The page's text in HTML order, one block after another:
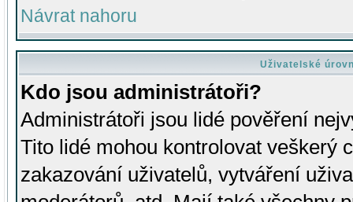
Návrat nahoru
Uživatelské
Kdo jsou administrátoři?
Administrátoři jsou lidé pověření
Tito lidé mohou kontrolovat veškerý
zakazování uživatelů, vytváření